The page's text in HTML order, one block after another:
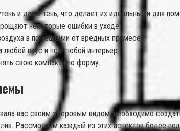
и даже тень, что делает их идеальными для
некоторые ошибки в уходе.
в помещении от вредных примесей.
вкус и под любой интерьер.
свою компактную форму.
вас своим здоровым видом, необходимо
Рассмотрим каждый из этих аспектов более